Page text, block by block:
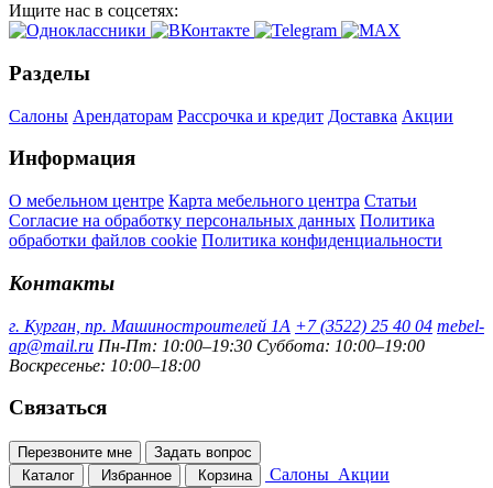
Ищите нас в соцсетях:
Разделы
Салоны Арендаторам Рассрочка и кредит Доставка Акции
Информация
О мебельном центре Карта мебельного центра Статьи
Согласие на обработку персональных данных Политика
обработки файлов cookie Политика конфиденциальности
Контакты
г. Курган, пр. Машиностроителей 1А +7 (3522) 25 40 04 mebel-
ap@mail.ru Пн-Пт: 10:00–19:30 Суббота: 10:00–19:00
Воскресенье: 10:00–18:00
Связаться
Перезвоните мне
Задать вопрос
Каталог
Избранное Корзина Салоны Акции